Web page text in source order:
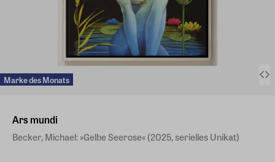
Marke des Monats
Ars mundi
Becker, Michael: »Gelbe Seerose« (2025, serielles Unikat)